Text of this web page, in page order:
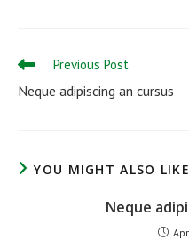
Read
articles
Previous Post
Neque adipiscing an cursus
YOU MIGHT ALSO LIKE
Neque